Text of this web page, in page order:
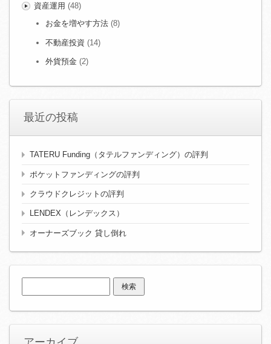
資産運用 (48)
お金を増やす方法 (8)
不動産投資 (14)
外貨預金 (2)
最近の投稿
TATERU Funding（タテルファンディング）の評判
ポケットファンディングの評判
クラウドクレジットの評判
LENDEX（レンデックス）
オーナーズブック 貸し倒れ
索: